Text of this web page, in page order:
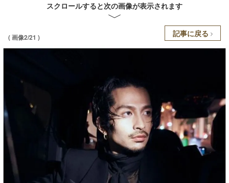
スクロールすると次の画像が表示されます
( 画像2/21 ) 記事に戻る